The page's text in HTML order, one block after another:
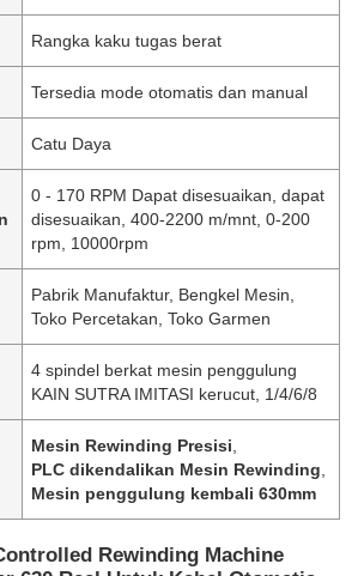
Rangka kaku tugas berat
Tersedia mode otomatis dan manual
Catu Daya
0 - 170 RPM Dapat disesuaikan, dapat
disesuaikan, 400-2200 m/mnt, 0-200
rpm, 10000rpm
Pabrik Manufaktur, Bengkel Mesin,
Toko Percetakan, Toko Garmen
4 spindel berkat mesin penggulung
KAIN SUTRA IMITASI kerucut, 1/4/6/8
Mesin Rewinding Presisi
PLC dikendalikan Mesin Rewinding
Mesin penggulung kembali 630mm
Rewinding Machine